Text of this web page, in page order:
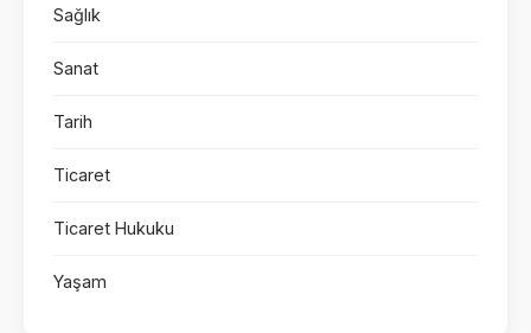
Sağlık
Sanat
Tarih
Ticaret
Ticaret Hukuku
Yaşam